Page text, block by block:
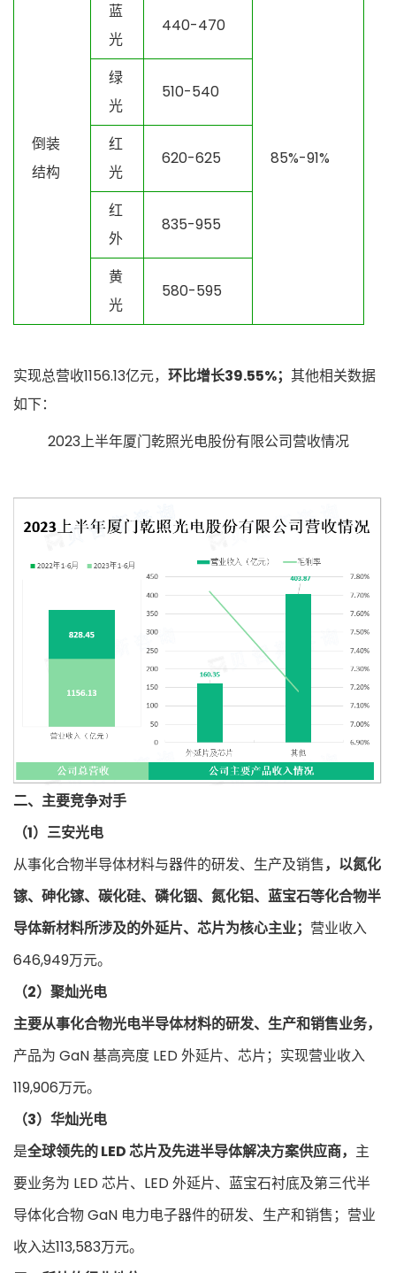
倒装
结构
蓝
光
440-470
85%-91%
绿
光
510-540
红
光
620-625
红
外
835-955
黄
光
580-595
实现总营收1156.13亿元， 环比增长39.55%； 其他相关数据
如下：
2023上半年厦门乾照光电股份有限公司营收情况
二、主要竞争对手
（1）三安光电
从事化合物半导体材料与器件的研发、生产及销售，以氮化
镓、砷化镓、碳化硅、磷化铟、氮化铝、蓝宝石等化合物半
导体新材料所涉及的外延片、芯片为核心主业； 营业收入
646,949万元。
（2）聚灿光电
主要从事化合物光电半导体材料的研发、生产和销售业务，
产品为 GaN 基高亮度 LED 外延片、芯片；实现营业收入
119,906万元。
（3）华灿光电
是全球领先的 LED 芯片及先进半导体解决方案供应商， 主
要业务为 LED 芯片、LED 外延片、蓝宝石衬底及第三代半
导体化合物 GaN 电力电子器件的研发、生产和销售；营业
收入达113,583万元。